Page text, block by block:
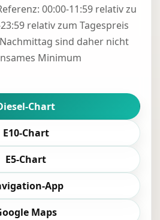
00:00-11:59 relativ zu
relativ zum Tagespreis
sind daher nicht
Minimum
Chart
E10-Chart
E5-Chart
App
Maps